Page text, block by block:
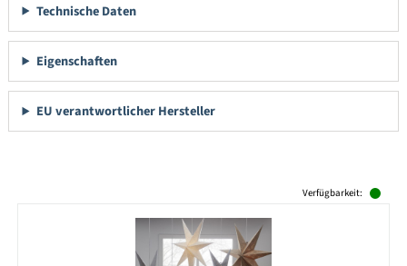
Technische Daten
Eigenschaften
EU verantwortlicher Hersteller
Verfügbarkeit: